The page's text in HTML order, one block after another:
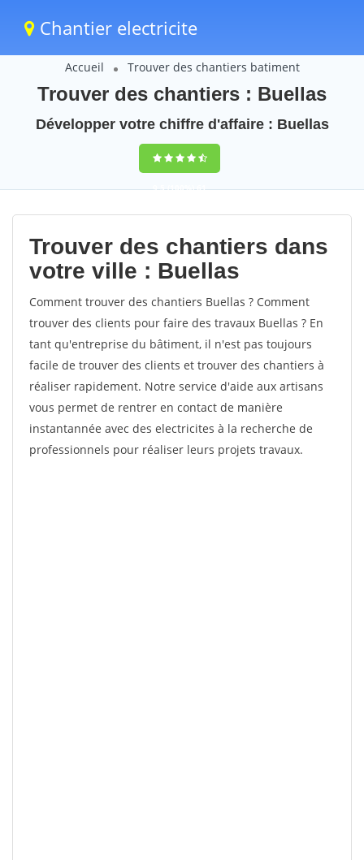
Chantier electricite
Accueil Trouver des chantiers batiment
Trouver des chantiers : Buellas
Développer votre chiffre d'affaire : Buellas
9,5(100%)61
votes
Trouver des chantiers dans
votre ville : Buellas
Comment trouver des chantiers Buellas ? Comment
trouver des clients pour faire des travaux Buellas ? En
tant qu'entreprise du bâtiment, il n'est pas toujours
facile de trouver des clients et trouver des chantiers à
réaliser rapidement. Notre service d'aide aux artisans
vous permet de rentrer en contact de manière
instantannée avec des electricites à la recherche de
professionnels pour réaliser leurs projets travaux.